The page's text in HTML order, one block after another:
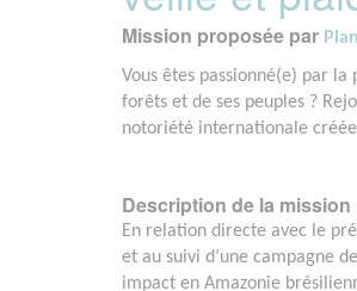
Mission proposée par
Vous êtes passionné(e) par
forêts et de ses peuples ?
notoriété internationale
Description de la mission
En relation directe avec le
et au suivi d’une campagne
impact en Amazonie